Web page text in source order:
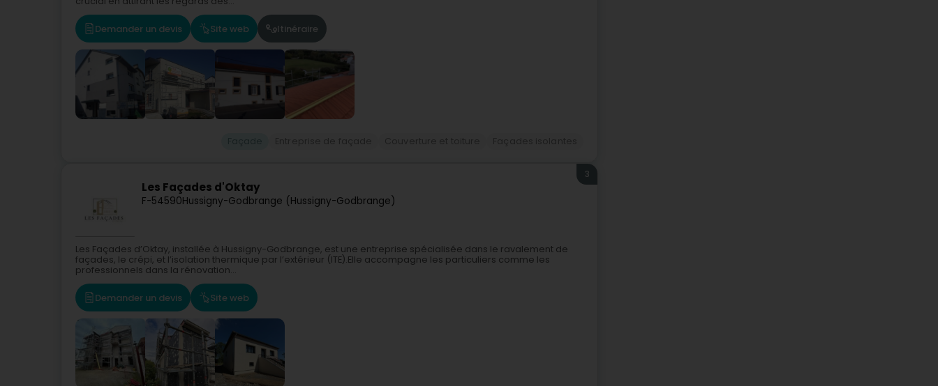
Demander un devis Site web Itinéraire
Les Façades d'Oktay
F-54590Hussigny-Godbrange (Hussigny-Godbrange)
3
Les Façades d’Oktay, installée à Hussigny-Godbrange, est une entreprise spécialisée dans le ravalement de
façades, le crépi, et l’isolation thermique par l’extérieur (ITE).Elle accompagne les particuliers comme les
professionnels dans la rénovation...
Demander un devis Site web